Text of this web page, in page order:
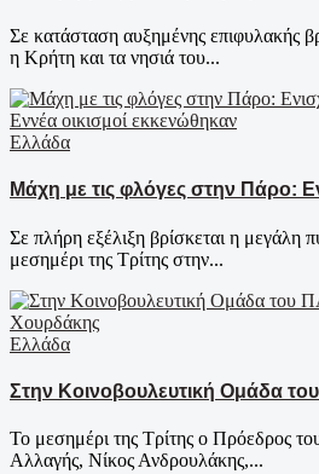
Σε κατάσταση αυξημένης επιφυλακής
η Κρήτη και τα νησιά του...
Ελλάδα
Μάχη με τις φλόγες στην Πάρο:
Σε πλήρη εξέλιξη βρίσκεται η μεγάλη
μεσημέρι της Τρίτης στην...
Ελλάδα
Στην Κοινοβουλευτική Ομάδα
Το μεσημέρι της Τρίτης ο Πρόεδρος
Αλλαγής, Νίκος Ανδρουλάκης,...